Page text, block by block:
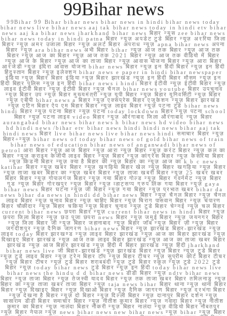
99Bihar news
99Bihar 99 Bihar bihar news bihar news in hindi bihar news today
bihar news live bihar news aaj tak bihar news today in hindi etv bihar
news aaj ka bihar news jharkhand bihar news बिहार न्यूस zee bihar news
bihar news today in hindi patna बिहार न्यूज़ अपडेट टुडे बिहार न्यूज़ अररिया जिला
बिहार न्यूज़ अमर उजाला बिहार न्यूज़ अलर्ट बिहार अपराध न्यूज़ apna bihar news अपना
बिहार न्यूज़ ara bihar news अभी बिहार bihar न्यूज़ आज तक बिहार न्यूज़ आज तक
बिहार न्यूज़ आज का बिहार न्यूज़ आज तक 2021 बिहार न्यूज़ आज तक वीडियो में बिहार
न्यूज़ आज के बिहार न्यूज़ आज का ताजा बिहार न्यूज़ आवास योजना बिहार न्यूज़ आरा बिहार
आरजेडी न्यूज़ इंदिरा आवास योजना bihar news बिहार न्यूज़ इन हिंदी बिहार न्यूज़ इन हिंदी
हिंदुस्तान बिहार न्यूज़ इलेक्शन bihar news e paper in hindi bihar newspaper
इंडिया न्यूज़ बिहार बिहार इंडिया न्यूज़ बिहार झारखंड न्यूज़ इन हिंदी बिहार मौसम न्यूज़ इन
हिंदी बिहार पुलिस न्यूज़ इन हिंदी bihar news i hindi बिहार ईटीवी न्यूज़ ईटीवी बिहार न्यूज़
लाइव ईटीवी बिहार न्यूज़ ईटीवी बिहार न्यूज़ चैनल bihar news youtube बिहार उपचुनाव
न्यूज़ बिहार उप न्यूज़ बिहार मुख्यमंत्री न्यूज़ यूपी बिहार न्यूज़ बिहार यूनिवर्सिटी न्यूज़ बिहार
न्यूज़ एबीपी bihar news a बिहार न्यूज़ एक्सप्रेस बिहार एजुकेशन न्यूज़ बिहार झारखंड
न्यूज़ एटिन बिहार ऐप एम बिहार बिहार न्यूज़ लाइव बिहार न्यूज़ पटना टुडे bihar news
hindi बिहार न्यूज़ पटना बिहार न्यूज़ पटना today lockdown बिहार न्यूज़ पटना school
बिहार न्यूज़ पटना लाइव video बिहार न्यूज़ औरंगाबाद जिला औरंगाबाद न्यूज़ बिहार
aurangabad bihar news bihar news h bihar news hd video bihar news
hd hindi news /bihar etv bihar news hindi hindi news bihar aaj tak
hindi news बिहार live bihar news live bihar news hindi समाचार बिहार न्यूज़
बिहार+न्यूज़ bihar news of today bihar news of gold bihar news of train
bihar news of education bihar news of anganwadi bihar news of
petrol आरा बिहार न्यूज़ आज बिहार न्यूज़ आरा न्यूज़ बिहार न्यूज़ करंट बिहार न्यूज़ कल का
बिहार न्यूज़ क्राइम केजीपी लाइव बिहार न्यूज़ बिहार न्यूज़ कांग्रेस बिहार न्यूज़ केसरिया बिहार
न्यूज़ किडनी बिहार न्यूज़ क्या है बिहार की न्यूज़ बिहार का न्यूज़ आज का k b c news
katihar बिहार न्यूज़ खबर बिहार न्यूज़ खगड़िया बिहार खेल न्यूज़ बिहार खगड़िया न्यूज़ बिहार
न्यूज़ ताजा खबर बिहार का न्यूज़ खबर बिहार न्यूज़ ताजा खबरी बिहार न्यूज़ 25 खबर खबर
बिहार बिहार न्यूज़ गोपालगंज बिहार न्यूज़ गया बिहार गोल्ड न्यूज़ बिहार गवर्नमेंट न्यूज़ बिहार
गुड न्यूज़ बिहार गोरखपुर न्यूज़ बिहार न्यूज़ व्हाट्सप्प ग्रुप लिंक गया बिहार न्यूज़ gaya
bihar news बिहार घटना न्यूज़ जी बिहार न्यूज़ गया बिहार न्यूज़ प्रभात खबर bihar da
news bihar da news in hindi dd bihar news बिहार न्यूज़ चैनल बिहार न्यूज़ चैनल
लाइव बिहार न्यूज़ चुनाव बिहार न्यूज़ चाहिए बिहार न्यूज़ चिराग पासवान बिहार न्यूज़ चंपारण
बिहार चौकीदार न्यूज़ बिहार चकिया न्यूज़ बिहार चुनाव न्यूज़ टुडे बिहार चेन्नई न्यूज़ चल बिहार
current bihar news छपरा बिहार न्यूज़ current bihar news in hindi बिहार न्यूज़
छपरा जिला बिहार न्यूज़ छठ पूजा छपरा news बिहार न्यूज़ जमुई बिहार न्यूज़ जयनगर बिहार
न्यूज़ जिला बिहार जी न्यूज़ बिहार जहानाबाद न्यूज़ बिहार जॉब न्यूज़ बिहार ज़ी न्यूज़ बिहार
जगदीशपुर न्यूज़ दैनिक जागरण bihar news बिहार न्यूज़ झारखंड बिहार-झारखंड न्यूज़
लाइव today बिहार झारखण्ड न्यूज़ लाइव बिहार झारखंड न्यूज़ आज का बिहार झारखंड न्यूज़
दिखाइए बिहार झारखंड न्यूज़ आज तक लाइव बिहार झारखंड न्यूज़ आज का ताजा खबर बिहार
झारखंड न्यूज़ आज बिहार झारखंड न्यूज़ हिंदी में बिहार झारखंड न्यूज़ हिंदी jharkhand
bihar news live जी बिहार-झारखंड न्यूज़ झारखंड बिहार न्यूज़ बिहार न्यूज़ टुडे बिहार
न्यूज़ टुडे लाइव बिहार न्यूज़ ट्रेन बिहार टॉप न्यूज़ बिहार टीचर न्यूज़ सुप्रीम कोर्ट बिहार टीचर
न्यूज़ बिहार टीचर न्यूज़ टुडे बिहार शराबबंदी न्यूज़ टुडे बिहार स्कूल न्यूज़ टुडे 2022 टुडे
बिहार न्यूज़ today bihar news टुडे बिहार न्यूज़ इन हिंदी today bihar news live
bihar news the hindu d d bihar news डीडी बिहार न्यूज़ ndtv bihar news
बिहार न्यूज़ ताजा बिहार न्यूज़ तेजस्वी यादव बिहार न्यूज़ तक ताजा खबर बिहार तमिलनाडु न्यूज़
बिहार का न्यूज़ ताजा खबर ताजा बिहार न्यूज़ taja news bihar बिहार थाना न्यूज़ थाना बिहार
बिहार न्यूज़ दिखाइए बिहार न्यूज़ दिखाओ बिहार न्यूज़ दैनिक जागरण बिहार न्यूज़ दरभंगा बिहार
न्यूज़ देखना है बिहार न्यूज़ दो बिहार न्यूज़ दिल्ली बिहार न्यूज़ दानापुर बिहार दर्शन न्यूज़
सासाराम डीडी बिहार समाचार बिहार न्यूज़ नीतीश कुमार बिहार न्यूज़ नवादा बिहार न्यूज़ नीतीश
कुमार का बिहार न्यूज़ नालंदा बिहार नौकरी न्यूज़ बिहार नालंदा न्यूज़ वीडियो बिहार नौबतपुर
न्यूज़ बिहार नेपाल न्यूज़ news bihar news new bihar news न्यूज़ bihar न्यूज़ बिहार